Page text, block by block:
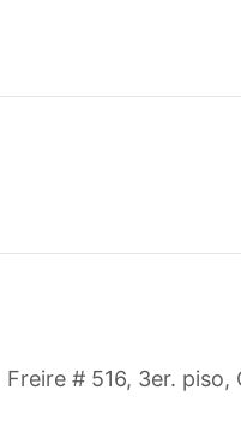
Freire # 516, 3er.